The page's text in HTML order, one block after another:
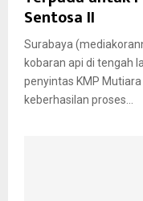
Sentosa II
Surabaya
kobaran api di tengah
penyintas KMP
keberhasilan proses...